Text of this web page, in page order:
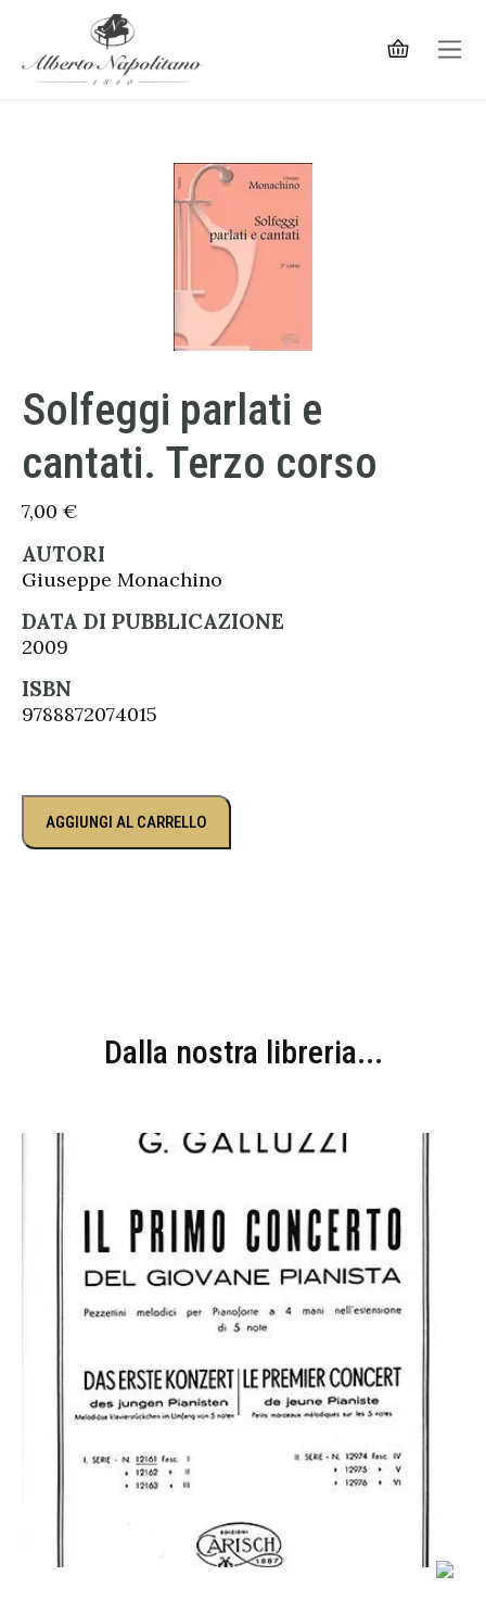
Solfeggi parlati e
cantati. Terzo corso
7,00 €
AUTORI
Giuseppe Monachino
DATA DI PUBBLICAZIONE
2009
ISBN
9788872074015
AGGIUNGI AL CARRELLO
Dalla nostra libreria...